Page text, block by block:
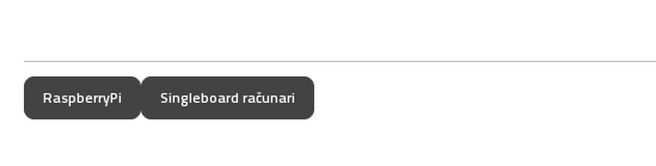
RaspberryPi Singleboard računari